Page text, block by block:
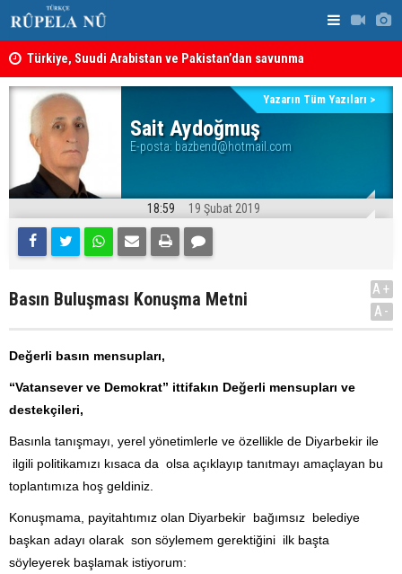
sayılacak
MEI Raporu: Peşmerge, Washington'ın Ortadoğu'daki En
Önemli Güvenlik Ortaklarından Biri
ABD'nin
Sait Aydoğmuş
E-posta: bazbend@hotmail.com
Yazarın Tüm Yazıları >
18:59 19 Şubat 2019
Basın Buluşması Konuşma Metni
A+
A-
Değerli basın mensupları,
“Vatansever ve Demokrat” ittifakın Değerli mensupları ve
destekçileri,
Basınla tanışmayı, yerel yönetimlerle ve özellikle de Diyarbekir ile
ilgili politikamızı kısaca da olsa açıklayıp tanıtmayı amaçlayan bu
toplantımıza hoş geldiniz.
Konuşmama, payitahtımız olan Diyarbekir bağımsız belediye
başkan adayı olarak son söylemem gerektiğini ilk başta
söyleyerek başlamak istiyorum: